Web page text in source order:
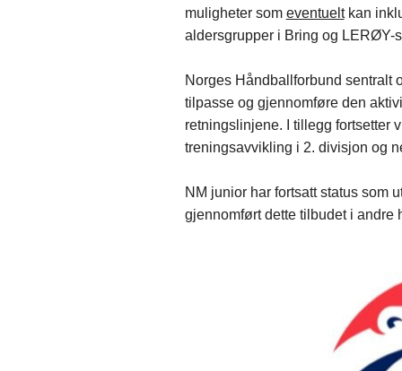
muligheter som eventueltkan
aldersgrupper i Bring og LERØY-
Norges Håndballforbund sentralt
tilpasse og gjennomføre den
retningslinjene. I tillegg fortsetter
treningsavvikling i 2. divisjon og
NM junior har fortsatt status som
gjennomført dette tilbudet i